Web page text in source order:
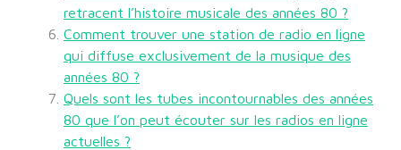
retracent l’histoire musicale des années 80 ?
Comment trouver une station de radio en ligne
qui diffuse exclusivement de la musique des
années 80 ?
Quels sont les tubes incontournables des années
80 que l’on peut écouter sur les radios en ligne
actuelles ?